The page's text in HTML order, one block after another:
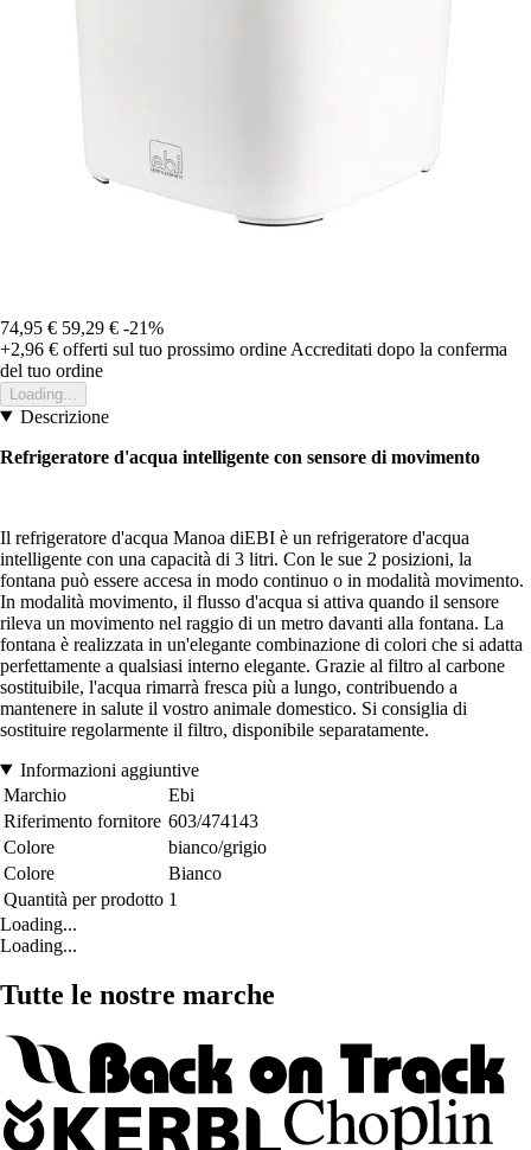
74,95 € 59,29 € -21%
+2,96 € offerti sul tuo prossimo ordine Accreditati dopo la conferma
del tuo ordine
Loading...
Descrizione
Refrigeratore d'acqua intelligente con sensore di movimento
Il refrigeratore d'acqua Manoa diEBI è un refrigeratore d'acqua
intelligente con una capacità di 3 litri. Con le sue 2 posizioni, la
fontana può essere accesa in modo continuo o in modalità movimento.
In modalità movimento, il flusso d'acqua si attiva quando il sensore
rileva un movimento nel raggio di un metro davanti alla fontana. La
fontana è realizzata in un'elegante combinazione di colori che si adatta
perfettamente a qualsiasi interno elegante. Grazie al filtro al carbone
sostituibile, l'acqua rimarrà fresca più a lungo, contribuendo a
mantenere in salute il vostro animale domestico. Si consiglia di
sostituire regolarmente il filtro, disponibile separatamente.
Informazioni aggiuntive
Marchio
Ebi
Riferimento fornitore 603/474143
Colore
bianco/grigio
Colore
Bianco
Quantità per prodotto 1
Loading...
Loading...
Tutte le nostre marche